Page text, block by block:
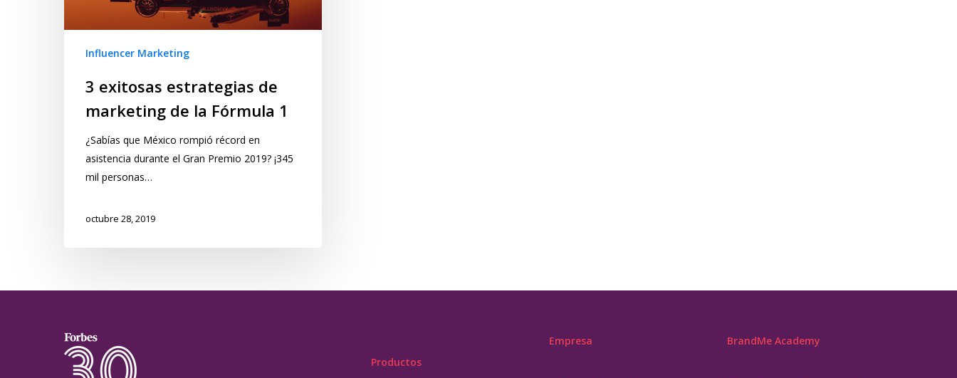
Influencer Marketing
3 exitosas estrategias de
marketing de la Fórmula 1
¿Sabías que México rompió récord en
asistencia durante el Gran Premio 2019? ¡345
mil personas…
octubre 28, 2019
Productos
Empresa BrandMe Academy